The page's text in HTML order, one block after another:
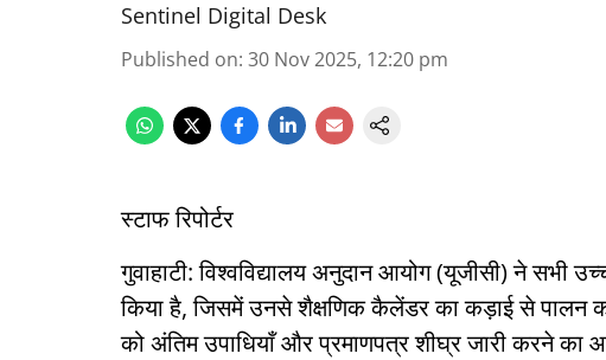
Sentinel Digital Desk
Published on: 30 Nov 2025, 12:20 pm
स्टाफ रिपोर्टर
गुवाहाटी: विश्वविद्यालय अनुदान आयोग (यूजीसी) ने सभी
किया है, जिसमें उनसे शैक्षणिक कैलेंडर का कड़ाई से पालन
को अंतिम उपाधियाँ और प्रमाणपत्र शीघ्र जारी करने का